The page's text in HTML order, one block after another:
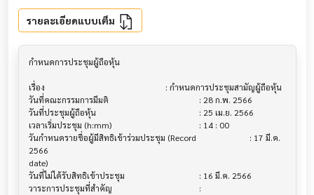
รายละเอียดแบบเต็ม
กำหนดการประชุมผู้ถือหุ้น
เรื่อง                                  			 : กำหนดการประชุมสามัญผู้ถือหุ้น
วันที่คณะกรรมการมีมติ                     			 : 28 ก.พ. 2566
วันที่ประชุมผู้ถือหุ้น                        			 : 25 เม.ย. 2566
เวลาเริ่มประชุม (h:mm)                   			 : 14 : 00
วันกำหนดรายชื่อผู้มีสิทธิเข้าร่วมประชุม (Record 			 : 17 มี.ค.
2566
date)
วันที่ไม่ได้รับสิทธิเข้าประชุม                			 : 16 มี.ค. 2566
วาระการประชุมที่สำคัญ                    			 :